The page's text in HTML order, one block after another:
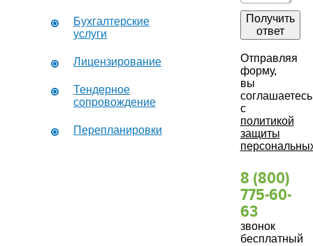
Бухгалтерские
услуги
Лицензирование
Тендерное
сопровождение
Перепланировки
Получить
ответ
Отправляя
форму,
вы
соглашаетесь
с
политикой
защиты
8 (800)
775-60-
63
звонок
бесплатный